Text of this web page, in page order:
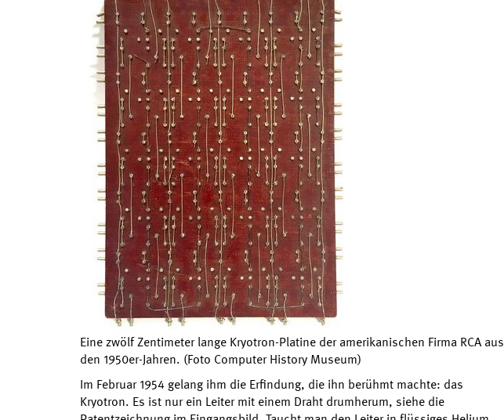
Eine zwölf Zentimeter lange Kryotron-Platine der amerikanischen Firma RCA aus
den 1950er-Jahren. (Foto Computer History Museum)
Im Februar 1954 gelang ihm die Erfindung, die ihn berühmt machte: das
Kryotron. Es ist nur ein Leiter mit einem Draht drumherum, siehe die